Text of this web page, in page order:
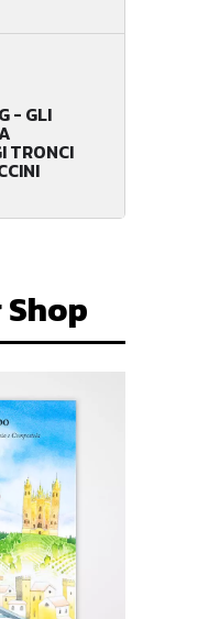
- GLI
TRONCI